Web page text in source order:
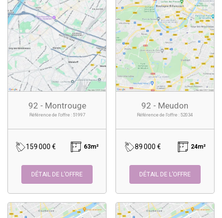
92 - Montrouge
Référence de l'offre : 51997
159 000 € 63m²
DÉTAIL DE L’OFFRE
92 - Meudon
Référence de l'offre : 52034
89 000 € 24m²
DÉTAIL DE L’OFFRE